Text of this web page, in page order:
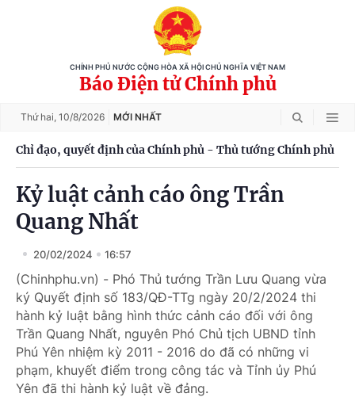
CHÍNH PHỦ NƯỚC CỘNG HÒA XÃ HỘI CHỦ NGHĨA VIỆT NAM
Báo Điện tử Chính phủ
Thứ hai, 10/8/2026 MỚI NHẤT
Chỉ đạo, quyết định của Chính phủ - Thủ tướng Chính phủ
Kỷ luật cảnh cáo ông Trần
Quang Nhất
20/02/2024 16:57
(Chinhphu.vn) - Phó Thủ tướng Trần Lưu Quang vừa
ký Quyết định số 183/QĐ-TTg ngày 20/2/2024 thi
hành kỷ luật bằng hình thức cảnh cáo đối với ông
Trần Quang Nhất, nguyên Phó Chủ tịch UBND tỉnh
Phú Yên nhiệm kỳ 2011 - 2016 do đã có những vi
phạm, khuyết điểm trong công tác và Tỉnh ủy Phú
Yên đã thi hành kỷ luật về đảng.